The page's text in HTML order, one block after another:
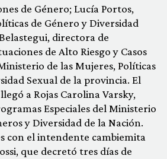
de Género; Lucía Portos,
de Género y Diversidad
directora de
de Alto Riesgo y Casos
de las Mujeres, Políticas
Sexual de la provincia. El
a Rojas Carolina Varsky,
Especiales del Ministerio
y Diversidad de la Nación.
con el intendente cambiemita
que decretó tres días de